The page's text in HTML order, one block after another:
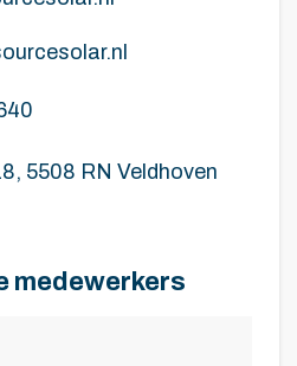
5508 RN Veldhoven
medewerkers